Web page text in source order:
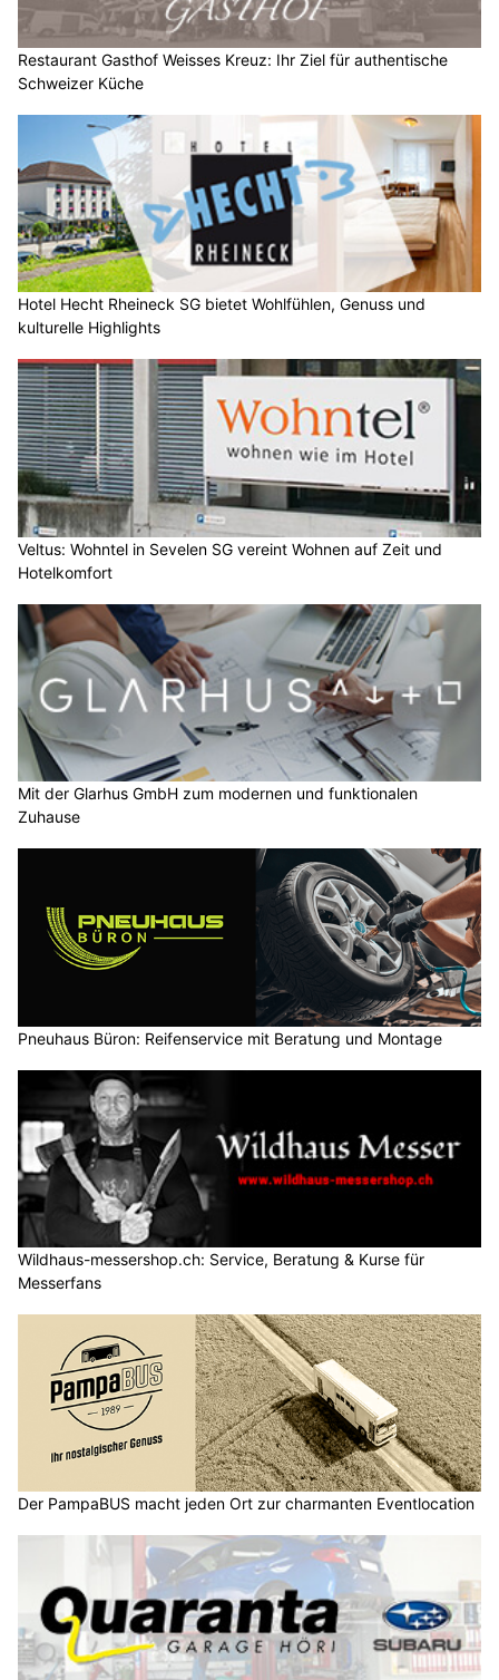
Restaurant Gasthof Weisses Kreuz: Ihr Ziel für authentische
Schweizer Küche
Hotel Hecht Rheineck SG bietet Wohlfühlen, Genuss und
kulturelle Highlights
Veltus: Wohntel in Sevelen SG vereint Wohnen auf Zeit und
Hotelkomfort
Mit der Glarhus GmbH zum modernen und funktionalen
Zuhause
Pneuhaus Büron: Reifenservice mit Beratung und Montage
Wildhaus-messershop.ch: Service, Beratung & Kurse für
Messerfans
Der PampaBUS macht jeden Ort zur charmanten Eventlocation